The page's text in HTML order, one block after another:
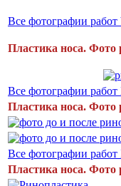
Все фотографии
Пластика носа. Фото
Все фотографии
Пластика носа. Фото
Все фотографии
Пластика носа. Фото